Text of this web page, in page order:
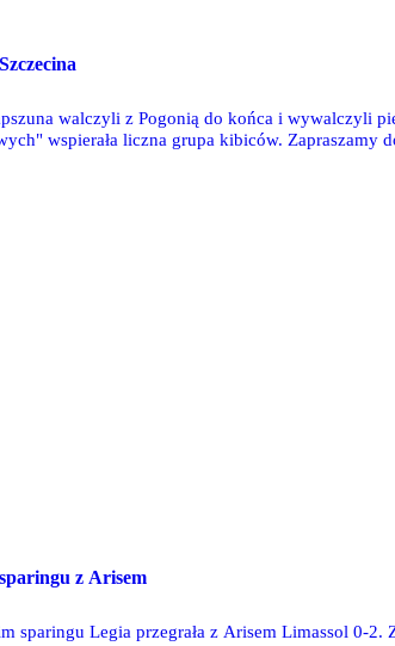
walczyli z Pogonią do końca i wywalczyli
wspierała liczna grupa kibiców. Zapraszamy
z Arisem
sparingu Legia przegrała z Arisem Limassol 0-2.